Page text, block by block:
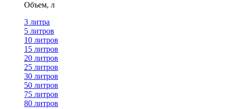
Объем, л
3 литра
5 литров
10 литров
15 литров
20 литров
25 литров
30 литров
50 литров
75 литров
80 литров